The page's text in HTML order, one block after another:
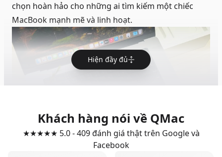
chọn hoàn hảo cho những ai tìm kiếm một chiếc
MacBook mạnh mẽ và linh hoạt.
Hiện đầy đủ
Khách hàng nói về QMac
★★★★★ 5.0 - 409 đánh giá thật trên Google và
Facebook